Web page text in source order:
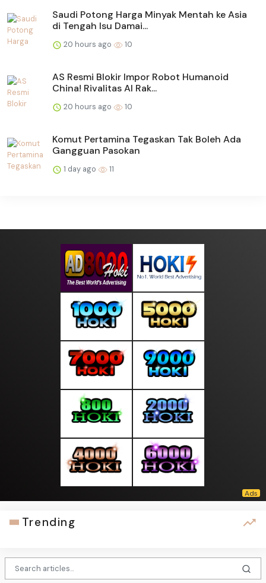
Saudi Potong Harga Minyak Mentah ke Asia
di Tengah Isu Damai...
20 hours ago 10
AS Resmi Blokir Impor Robot Humanoid
China! Rivalitas AI Rak...
20 hours ago 10
Komut Pertamina Tegaskan Tak Boleh Ada
Gangguan Pasokan
1 day ago 11
Trending